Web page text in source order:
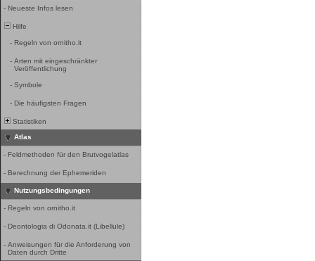
- Neueste Infos lesen
Hilfe
- Regeln von ornitho.it
- Arten mit eingeschränkter
Veröffentlichung
- Symbole
- Die häufigsten Fragen
Statistiken
Atlas
- Feldmethoden für den Brutvogelatlas
- Berechnung der Ephemeriden
Nutzungsbedingungen
- Regeln von ornitho.it
- Deontologia di Odonata.it (Libellule)
- Anweisungen für die Anforderung von
Daten durch Dritte